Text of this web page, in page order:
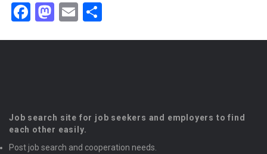
Facebook
Mastodon
Email
Job search site for job seekers and employers to find
each other easily.
Post job search and cooperation needs.